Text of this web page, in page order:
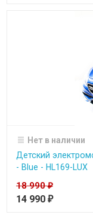
Нет в наличии
Детский
- Blue - HL169-LUX
18 990₽
14 990 ₽